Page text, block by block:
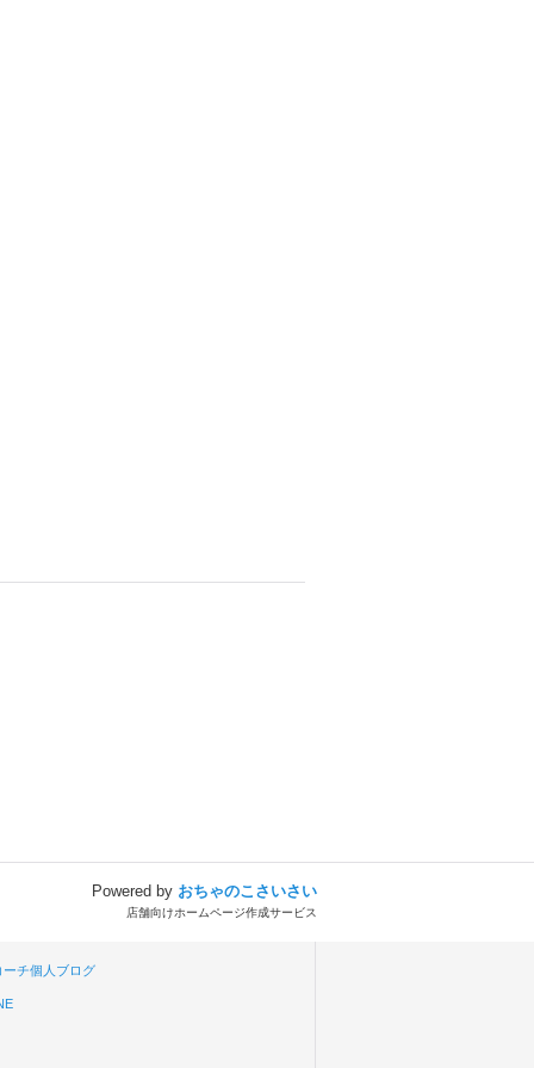
Powered by おちゃのこさいさい
店舗向けホームページ作成サービス
ーチ個人ブログ